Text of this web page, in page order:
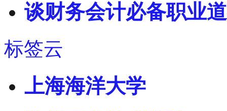
谈财务会计必备职业
标签云
上海海洋大学